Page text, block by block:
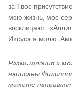
за Твое
мою жизнь, мое
восклицают:
Иисуса я молю.
Размышления и
написаны
можете